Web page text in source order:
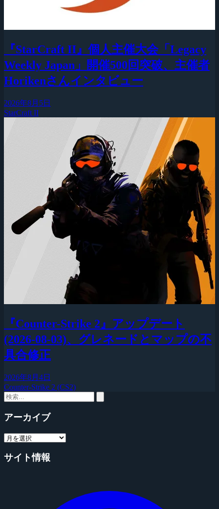
『StarCraft II』個人主催大会「Legacy
Weekly Japan」開催500回突破、主催者
Horikenさんインタビュー
2026年8月5日
StarCraft II
『Counter-Strike 2』アップデート
(2026-08-03)、グレネードとマップの不
具合修正
2026年8月4日
Counter-Strike 2 (CS2)
アーカイブ
サイト情報